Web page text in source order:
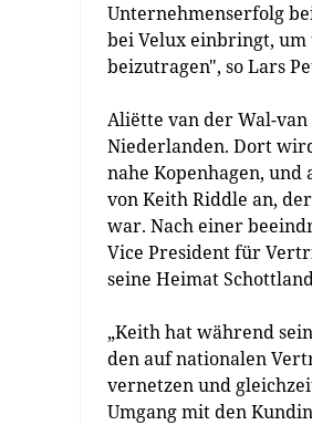
Unternehmenserfolg
bei Velux einbringt,
beizutragen", so Lars
Aliëtte van der Wal-
Niederlanden. Dort
nahe Kopenhagen,
von Keith Riddle an,
war. Nach einer
Vice President für
seine Heimat
„Keith hat während
den auf nationalen
vernetzen und
Umgang mit den